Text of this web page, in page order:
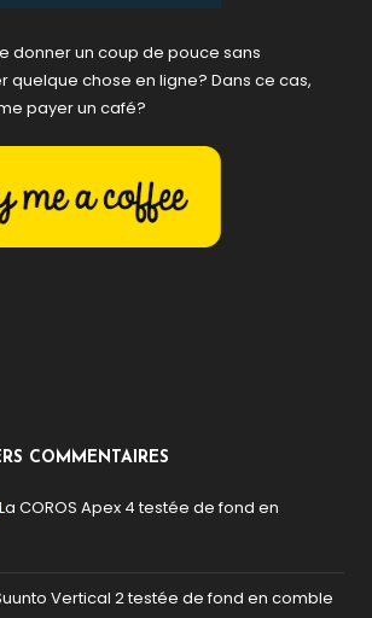
donner un coup de pouce sans
quelque chose en ligne? Dans ce cas,
payer un café?
COMMENTAIRES
La COROS Apex 4 testée de fond en
Vertical 2 testée de fond en comble